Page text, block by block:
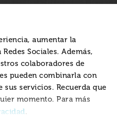
aumentar la
Sociales. Además,
colaboradores de
pueden combinarla con
servicios. Recuerda que
momento. Para más
.